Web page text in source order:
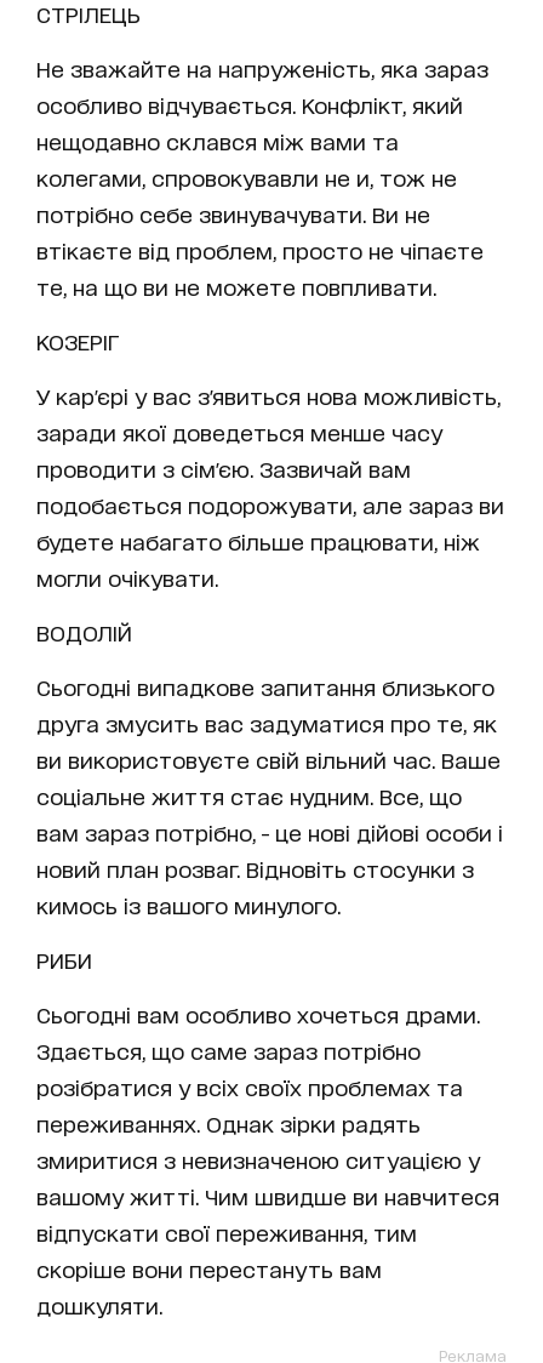
СТРІЛЕЦЬ
Не зважайте на напруженість, яка зараз
особливо відчувається. Конфлікт, який
нещодавно склався між вами та
колегами, спровокувавли не и, тож не
потрібно себе звинувачувати. Ви не
втікаєте від проблем, просто не чіпаєте
те, на що ви не можете повпливати.
КОЗЕРІГ
У кар'єрі у вас з'явиться нова можливість,
заради якої доведеться менше часу
проводити з сім'єю. Зазвичай вам
подобається подорожувати, але зараз ви
будете набагато більше працювати, ніж
могли очікувати.
ВОДОЛІЙ
Сьогодні випадкове запитання близького
друга змусить вас задуматися про те, як
ви використовуєте свій вільний час. Ваше
соціальне життя стає нудним. Все, що
вам зараз потрібно, - це нові дійові особи і
новий план розваг. Відновіть стосунки з
кимось із вашого минулого.
РИБИ
Сьогодні вам особливо хочеться драми.
Здається, що саме зараз потрібно
розібратися у всіх своїх проблемах та
переживаннях. Однак зірки радять
змиритися з невизначеною ситуацією у
вашому житті. Чим швидше ви навчитеся
відпускати свої переживання, тим
скоріше вони перестануть вам
дошкуляти.
Реклама